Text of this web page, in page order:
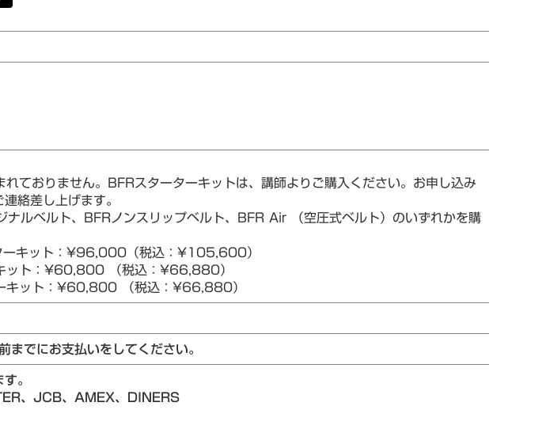
ておりません。BFRスターターキットは、講師よりご購入ください。お申し込み
絡差し上げます。
ルベルト、BFRノンスリップベルト、BFR Air （空圧式ベルト）のいずれかを購
ーキット：¥96,000（税込：¥105,600）
ット：¥60,800 （税込：¥66,880）
キット：¥60,800 （税込：¥66,880）
でにお支払いをしてください。
。
、JCB、AMEX、DINERS